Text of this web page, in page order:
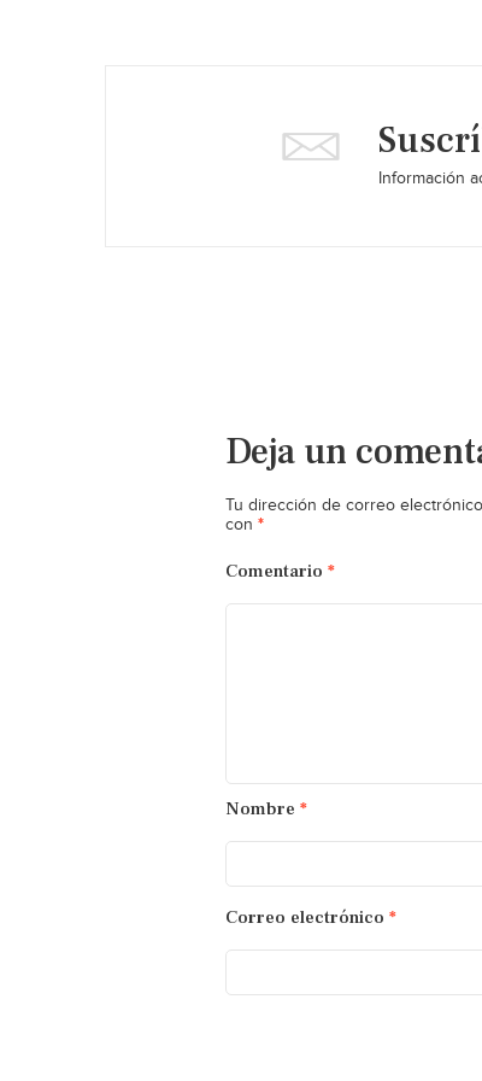
Información
Deja un
Tu dirección de correo
con *
Comentario *
Nombre *
Correo electrónico *